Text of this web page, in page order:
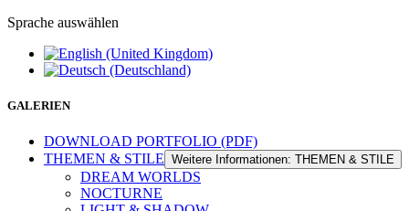
Sprache auswählen
GALERIEN
DOWNLOAD PORTFOLIO (PDF)
THEMEN & STILE Weitere Informationen: THEMEN & STILE
DREAM WORLDS
NOCTURNE